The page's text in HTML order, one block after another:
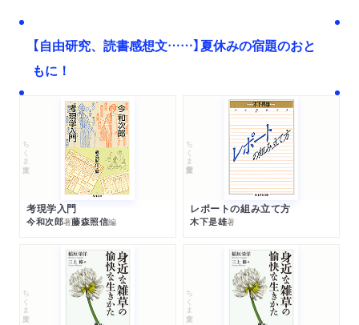
【自由研究、読書感想文……】夏休みの宿題のおと
もに！
ちくま文庫
考現学入門
今和次郎著藤森照信編
ちくま学芸文庫
レポートの組み立て方
木下是雄著
ちくま文庫 ちくま文庫